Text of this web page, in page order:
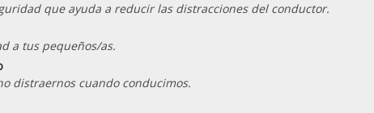
que ayuda a reducir las distracciones del conductor.
a tus pequeños/as.
distraernos cuando conducimos.